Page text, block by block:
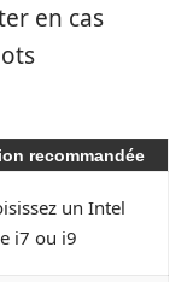
en cas
recommandée
un Intel
i7 ou i9